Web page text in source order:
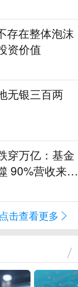
存在整体泡沫
资价值
无银三百两
穿万亿：基金
90%营收来自
点击查看更多